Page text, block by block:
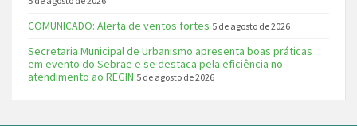
COMUNICADO: Alerta de ventos fortes 5 de agosto de 2026
Secretaria Municipal de Urbanismo apresenta boas práticas
em evento do Sebrae e se destaca pela eficiência no
atendimento ao REGIN 5 de agosto de 2026